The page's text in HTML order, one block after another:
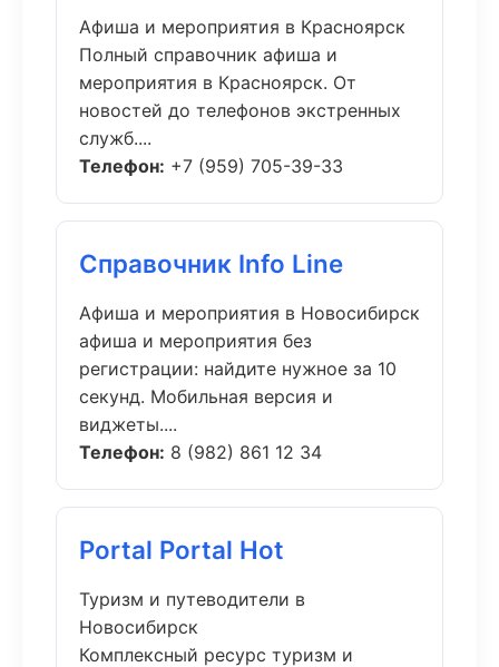
Афиша и мероприятия в Красноярск
Полный справочник афиша и
мероприятия в Красноярск. От
новостей до телефонов экстренных
служб....
Телефон: +7 (959) 705-39-33
Справочник Info Line
Афиша и мероприятия в Новосибирск
афиша и мероприятия без
регистрации: найдите нужное за 10
секунд. Мобильная версия и
виджеты....
Телефон: 8 (982) 861 12 34
Portal Portal Hot
Туризм и путеводители в
Новосибирск
Комплексный ресурс туризм и